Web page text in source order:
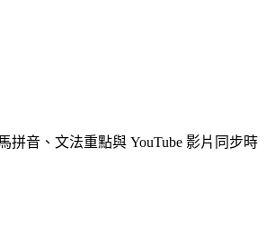
音、文法重點與 YouTube 影片同步時